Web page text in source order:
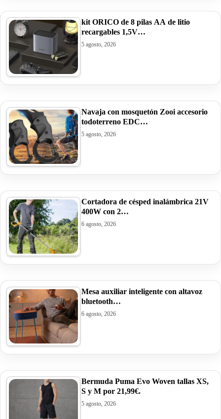
kit ORICO de 8 pilas AA de litio
recargables 1,5V…
5 agosto, 2026
Navaja con mosquetón Zooi accesorio
todoterreno EDC…
5 agosto, 2026
Cortadora de césped inalámbrica 21V
400W con 2…
6 agosto, 2026
Mesa auxiliar inteligente con altavoz
bluetooth…
6 agosto, 2026
Bermuda Puma Evo Woven tallas XS,
S y M por 21,99€.
5 agosto, 2026